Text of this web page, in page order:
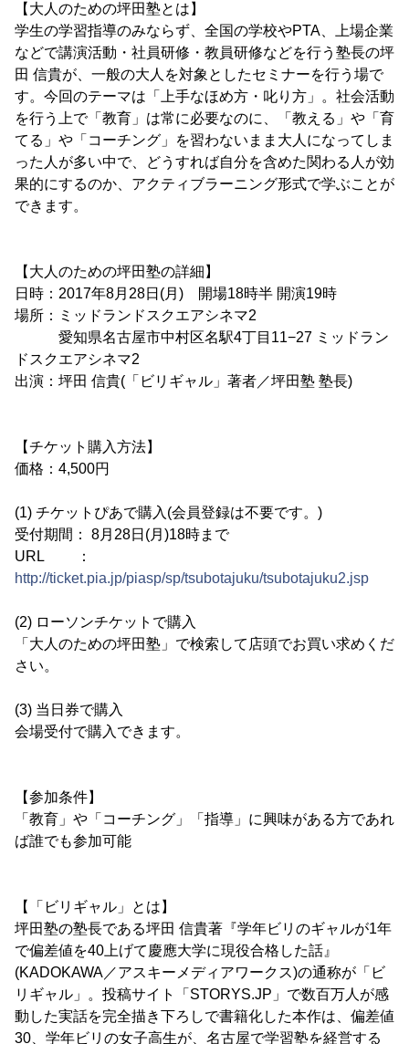
【大人のための坪田塾とは】
学生の学習指導のみならず、全国の学校やPTA、上場企業
などで講演活動・社員研修・教員研修などを行う塾長の坪
田 信貴が、一般の大人を対象としたセミナーを行う場で
す。今回のテーマは「上手なほめ方・叱り方」。社会活動
を行う上で「教育」は常に必要なのに、「教える」や「育
てる」や「コーチング」を習わないまま大人になってしま
った人が多い中で、どうすれば自分を含めた関わる人が効
果的にするのか、アクティブラーニング形式で学ぶことが
できます。
【大人のための坪田塾の詳細】
日時：2017年8月28日(月) 開場18時半 開演19時
場所：ミッドランドスクエアシネマ2
愛知県名古屋市中村区名駅4丁目11−27 ミッドラン
ドスクエアシネマ2
出演：坪田 信貴(「ビリギャル」著者／坪田塾 塾長)
【チケット購入方法】
価格：4,500円
(1) チケットぴあで購入(会員登録は不要です。)
受付期間： 8月28日(月)18時まで
URL ：
http://ticket.pia.jp/piasp/sp/tsubotajuku/tsubotajuku2.jsp
(2) ローソンチケットで購入
「大人のための坪田塾」で検索して店頭でお買い求めくだ
さい。
(3) 当日券で購入
会場受付で購入できます。
【参加条件】
「教育」や「コーチング」「指導」に興味がある方であれ
ば誰でも参加可能
【「ビリギャル」とは】
坪田塾の塾長である坪田 信貴著『学年ビリのギャルが1年
で偏差値を40上げて慶應大学に現役合格した話』
(KADOKAWA／アスキーメディアワークス)の通称が「ビ
リギャル」。投稿サイト「STORYS.JP」で数百万人が感
動した実話を完全描き下ろしで書籍化した本作は、偏差値
30、学年ビリの女子高生が、名古屋で学習塾を経営する